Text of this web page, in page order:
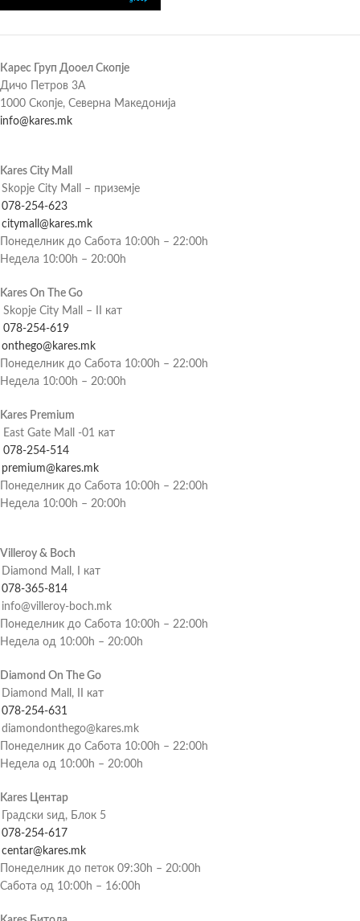
Карес Груп Дооел Скопје
Дичо Петров 3А
1000 Скопје, Северна Македонија
info@kares.mk
Kares City Mall
Skopje City Mall – приземје
078-254-623
citymall@kares.mk
Понеделник до Сабота 10:00h – 22:00h
Недела 10:00h – 20:00h
Kares On The Go
Skopje City Mall – II кат
078-254-619
onthego@kares.mk
Понеделник до Сабота 10:00h – 22:00h
Недела 10:00h – 20:00h
Kares Premium
East Gate Mall -01 кат
078-254-514
premium@kares.mk
Понеделник до Сабота 10:00h – 22:00h
Недела 10:00h – 20:00h
Villeroy & Boch
Diamond Mall, I кат
078-365-814
info@villeroy-boch.mk
Понеделник до Сабота 10:00h – 22:00h
Недела од 10:00h – 20:00h
Diamond On The Go
Diamond Mall, II кат
078-254-631
diamondonthego@kares.mk
Понеделник до Сабота 10:00h – 22:00h
Недела од 10:00h – 20:00h
Kares Центар
Градски ѕид, Блок 5
078-254-617
centar@kares.mk
Понеделник до петок 09:30h – 20:00h
Сабота од 10:00h – 16:00h